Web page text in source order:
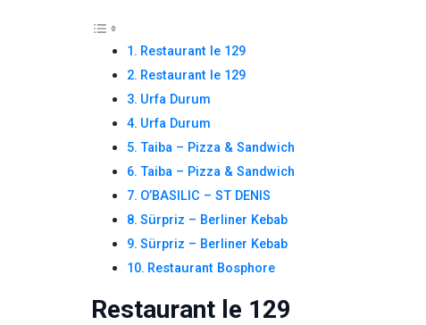
Restaurant le 129
Restaurant le 129
Urfa Durum
Urfa Durum
Taiba – Pizza & Sandwich
Taiba – Pizza & Sandwich
O’BASILIC – ST DENIS
Sürpriz – Berliner Kebab
Sürpriz – Berliner Kebab
Restaurant Bosphore
Restaurant le 129
Experience
fonctionnalités